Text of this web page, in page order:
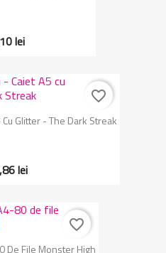
lei
Glitter - The Dark Streak
lei
favorite_border
De File Monster High
favorite_border